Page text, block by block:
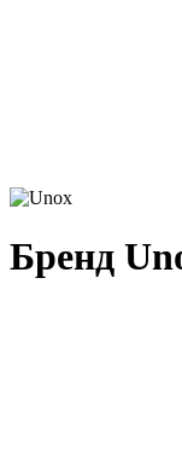
Бренд